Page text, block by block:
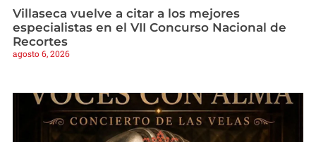
Villaseca vuelve a citar a los mejores
especialistas en el VII Concurso Nacional de
Recortes
agosto 6, 2026